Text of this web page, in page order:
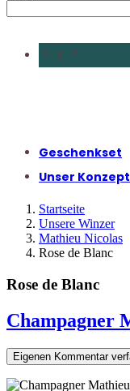
X
Geschenkset
Unser Konzept
Startseite
Unsere Winzer
Mathieu Nicolas
Rose de Blanc
Rose de Blanc
Champagner
Eigenen Kommentar